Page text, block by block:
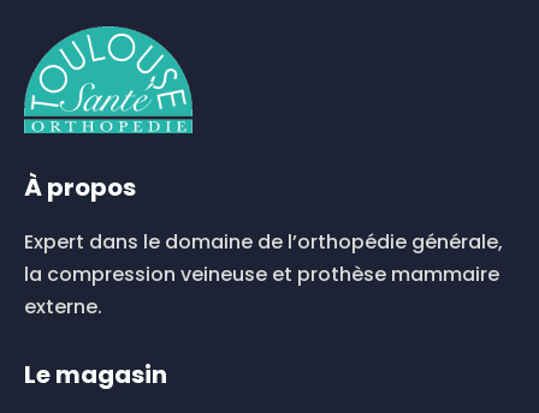
À propos
Expert dans le domaine de l’orthopédie générale,
la compression veineuse et prothèse mammaire
externe.
Le magasin